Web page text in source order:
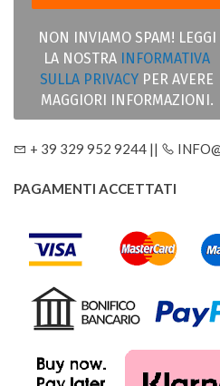
NON INVIAMO SPAM! LEGGI
LA NOSTRA INFORMATIVA
SULLA PRIVACY PER AVERE
MAGGIORI INFORMAZIONI.
+ 39 329 952 9244 ||
PAGAMENTI ACCETTATI